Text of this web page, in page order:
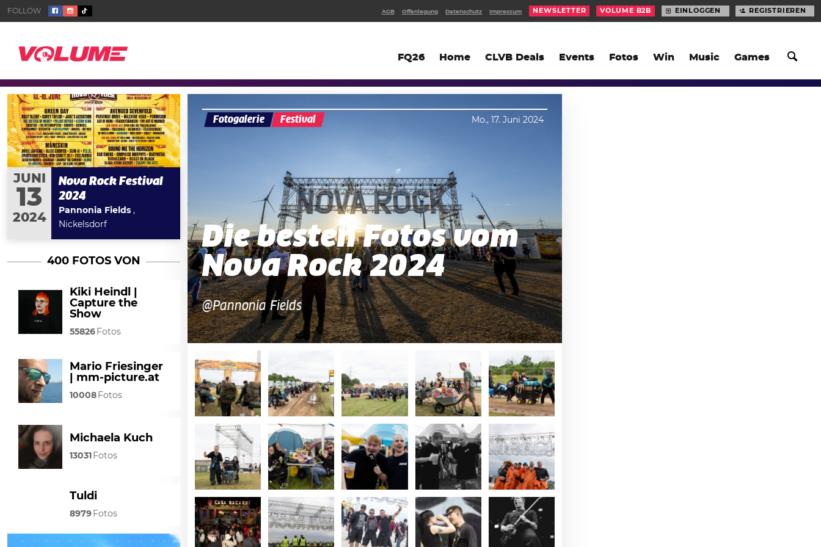
FQ26 Home CLVB Deals Events Fotos Win Music Games
NEWSLETTER VOLUME B2B EINLOGGEN REGISTRIEREN
AGB Offenlegung Datenschutz Impressum
Fotogalerie Festival Mo., 17. Juni 2024
Die besten Fotos vom
Nova Rock 2024
@Pannonia Fields
JUNI
13
2024
Nova Rock Festival
2024
Pannonia Fields ,
Nickelsdorf
400 FOTOS VON
Kiki Heindl |
Capture the
Show
55826 Fotos
Mario Friesinger
| mm-picture.at
10008 Fotos
Michaela Kuch
13031 Fotos
Tuldi
8979 Fotos